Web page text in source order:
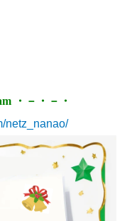
・－・－・
netz_nanao/